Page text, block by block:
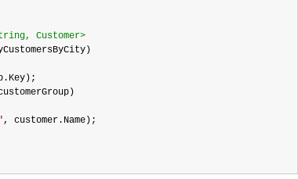
Customer>
, customer.Name);